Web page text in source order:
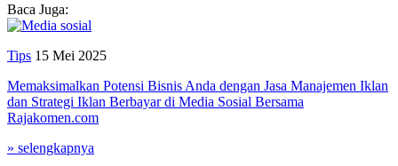
Baca Juga:
Tips 15 Mei 2025
Memaksimalkan Potensi Bisnis Anda dengan Jasa Manajemen Iklan
dan Strategi Iklan Berbayar di Media Sosial Bersama
Rajakomen.com
» selengkapnya